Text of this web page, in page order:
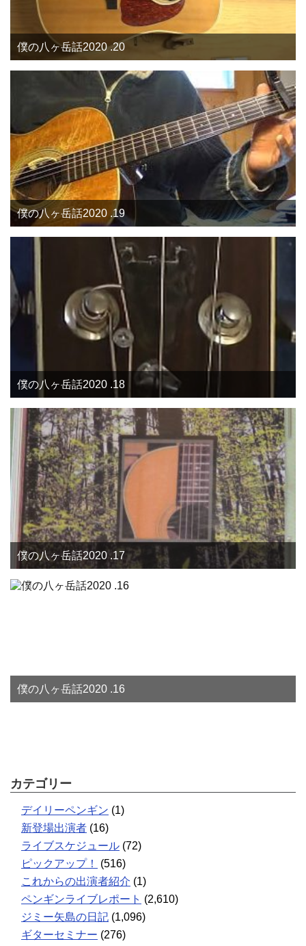
僕の八ヶ岳話2020 .20
僕の八ヶ岳話2020 .19
僕の八ヶ岳話2020 .18
僕の八ヶ岳話2020 .17
僕の八ヶ岳話2020 .16
カテゴリー
デイリーペンギン (1)
新登場出演者 (16)
ライブスケジュール (72)
ピックアップ！
(516)
これからの出演者紹介 (1)
ペンギンライブレポート (2,610)
ジミー矢島の日記 (1,096)
ギターセミナー (276)